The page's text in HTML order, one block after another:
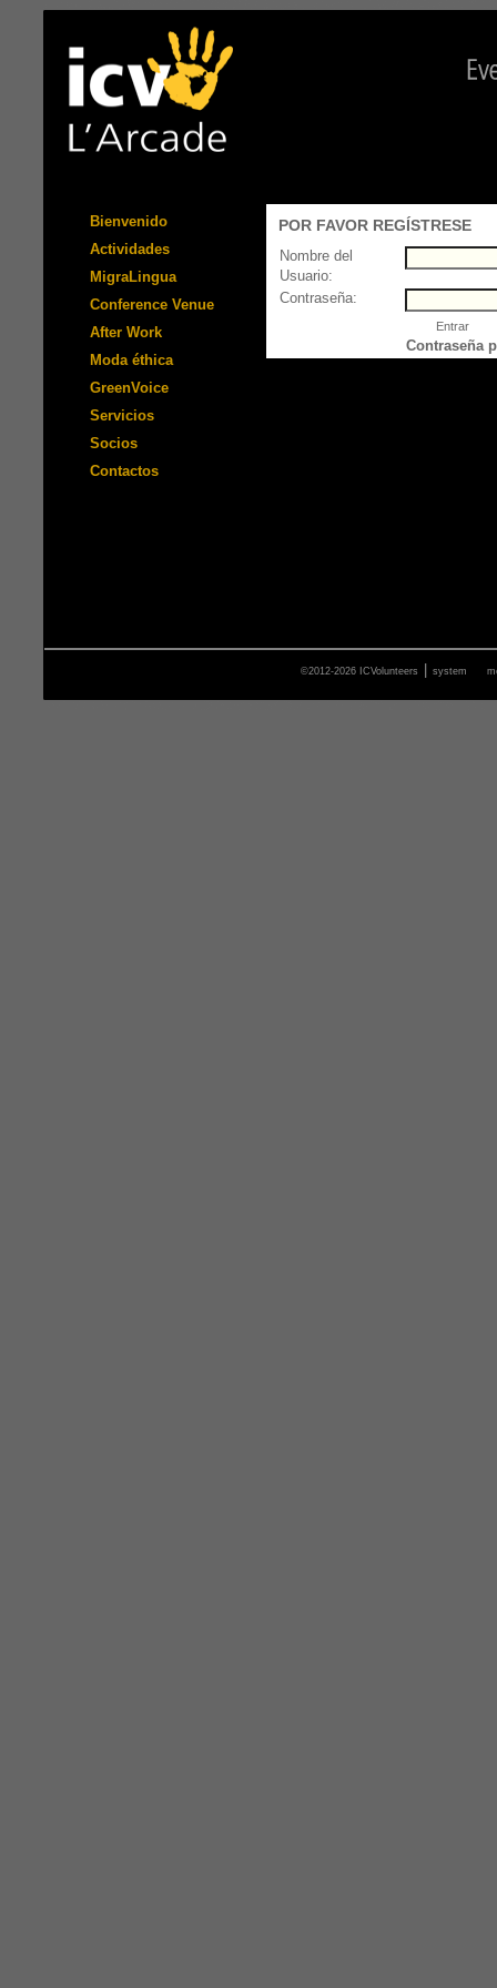
Bienvenido
Actividades
MigraLingua
Conference Venue
After Work
Moda éthica
GreenVoice
Servicios
Socios
Contactos
POR FAVOR REGÍSTRESE
Nombre del
Usuario:
Contraseña:
Contraseña
©2012-2026 ICVolunteers system